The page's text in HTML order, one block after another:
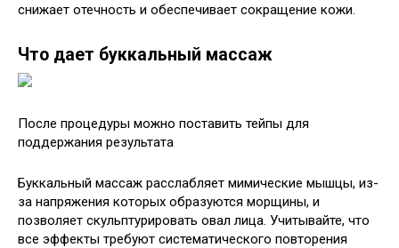
снижает отечность и обеспечивает сокращение кожи.
Что дает буккальный массаж
После процедуры можно поставить тейпы для
поддержания результата
Буккальный массаж расслабляет мимические мышцы, из-
за напряжения которых образуются морщины, и
позволяет скульптурировать овал лица. Учитывайте, что
все эффекты требуют систематического повторения